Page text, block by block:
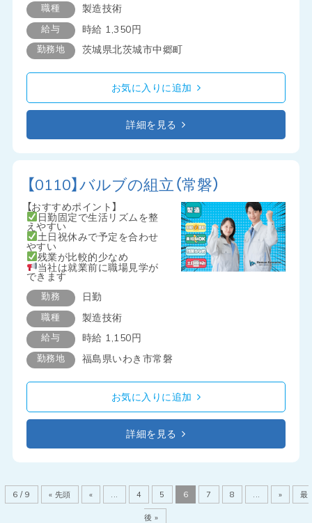
職種 製造技術
給与 時給 1,350円
勤務地 茨城県北茨城市中郷町
お気に入りに追加
詳細を見る
【0110】バルブの組立（常磐）
【おすすめポイント】
日勤固定で生活リズムを整
えやすい
土日祝休みで予定を合わせ
やすい
残業が比較的少なめ
当社は就業前に職場見学が
できます
勤務 日勤
職種 製造技術
給与 時給 1,150円
勤務地 福島県いわき市常磐
お気に入りに追加
詳細を見る
6 / 9 « 先頭 « 4 5 6 7 8 » 最
後 »